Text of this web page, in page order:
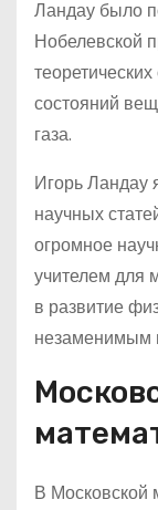
Ландау было
Нобелевской
состояний
газа.
Игорь Ландау
научных
огромное
учителем для
в развитие
незаменимым
В Московской